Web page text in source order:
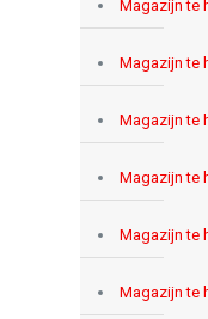
Magazijn te
Magazijn te
Magazijn te
Magazijn te
Magazijn te
Magazijn te